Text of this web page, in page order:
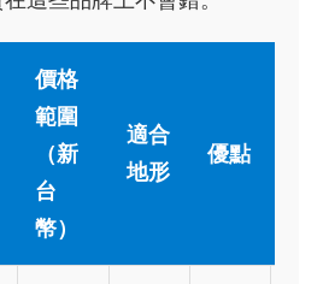
價格
範圍
（新
台
幣）
適合
地形
優點